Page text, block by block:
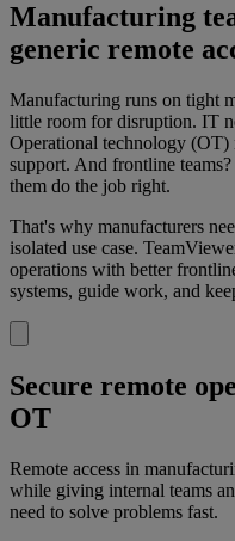
Manufacturing
generic remote
Manufacturing runs on tight
little room for disruption. IT
Operational technology (OT)
support. And frontline
them do the job right.
That's why manufacturers
isolated use case.
operations with better
systems, guide work, and
Secure remote
OT
Remote access in
while giving internal teams
need to solve problems fast.